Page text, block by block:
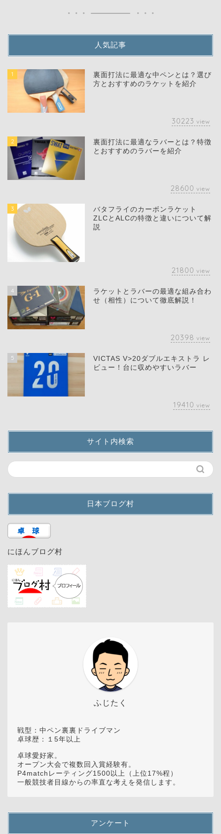
人気記事
1
裏面打法に最適な中ペンとは？選び
方とおすすめのラケットを紹介
30223 view
2
裏面打法に最適なラバーとは？特徴
とおすすめのラバーを紹介
28600 view
3
バタフライのカーボンラケット
ZLCとALCの特徴と違いについて解
説
21800 view
4
ラケットとラバーの最適な組み合わ
せ（相性）について徹底解説！
20398 view
5
VICTAS V>20ダブルエキストラ レ
ビュー！台に収めやすいラバー
19410 view
サイト内検索
日本ブログ村
にほんブログ村
ふじたく
戦型：中ペン裏裏ドライブマン
卓球歴：１5年以上
卓球愛好家。
オープン大会で複数回入賞経験有。
P4matchレーティング1500以上（上位17%程）
一般競技者目線からの率直な考えを発信します。
アンケート